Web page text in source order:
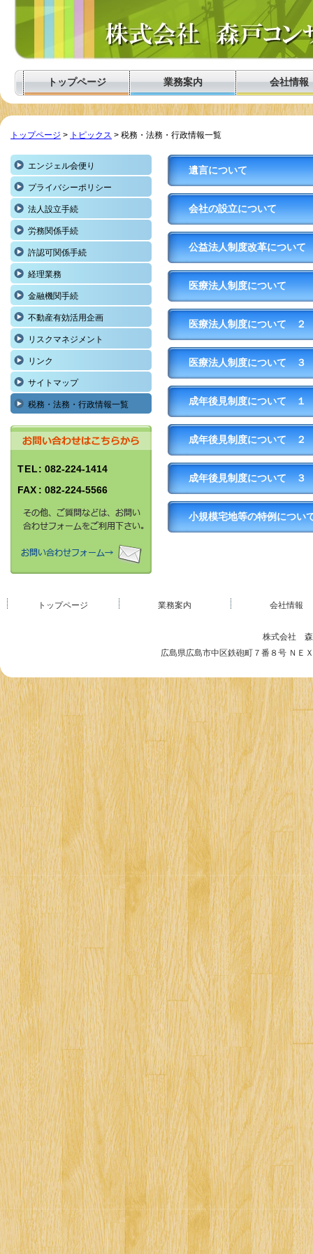
トップページ 業務案内 会社情報
トップページ > トピックス > 税務・法務・行政情報一覧
遺言について
会社の設立について
公益法人制度改革について
医療法人制度について
医療法人制度について　２
医療法人制度について　３
成年後見制度について　１
成年後見制度について　２
成年後見制度について　３
小規模宅地等の特例につい
エンジェル会便り
プライバシーポリシー
法人設立手続
労務関係手続
許認可関係手続
経理業務
金融機関手続
不動産有効活用企画
リスクマネジメント
リンク
サイトマップ
税務・法務・行政情報一覧
TEL: 082-224-1414
FAX : 082-224-5566
トップページ 業務案内 会社情報
株式会社 森
広島県広島市中区鉄砲町７番８号 Ｎ